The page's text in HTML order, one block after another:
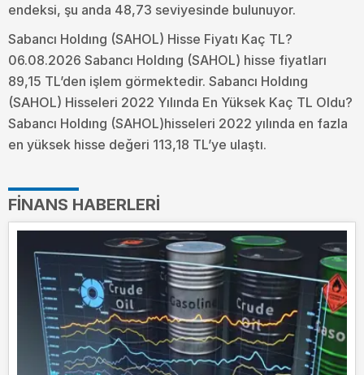
endeksi, şu anda 48,73 seviyesinde bulunuyor.
Sabancı Holdıng (SAHOL) Hisse Fiyatı Kaç TL?
06.08.2026 Sabancı Holdıng (SAHOL) hisse fiyatları
89,15 TL’den işlem görmektedir. Sabancı Holdıng
(SAHOL) Hisseleri 2022 Yılında En Yüksek Kaç TL Oldu?
Sabancı Holdıng (SAHOL)hisseleri 2022 yılında en fazla
en yüksek hisse değeri 113,18 TL’ye ulaştı.
FINANS HABERLERI